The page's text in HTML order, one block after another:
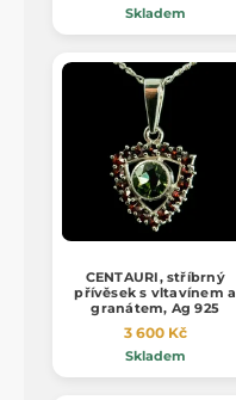
Skladem
CENTAURI, stříbrný
přívěsek s vltavínem a
granátem, Ag 925
3 600 Kč
Skladem